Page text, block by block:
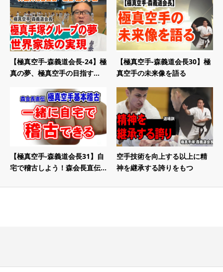
【極真空手-森義道会長-24】極
真の夢、極真空手の目指す...
【極真空手-森義道会長30】極
真空手の未来像を語る
【極真空手-森義道会長31】自
宅で稽古しよう！森会長直伝...
空手技術を向上する以上に精
神を継承する誇りをもつ